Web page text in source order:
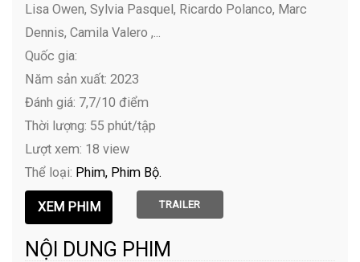
Lisa Owen, Sylvia Pasquel, Ricardo Polanco, Marc
Dennis, Camila Valero ,...
Quốc gia:
Năm sản xuất: 2023
Đánh giá: 7,7/10 điểm
Thời lượng: 55 phút/tập
Lượt xem: 18 view
Thể loại: Phim Phim Bộ
TRAILER
NỘI DUNG PHIM